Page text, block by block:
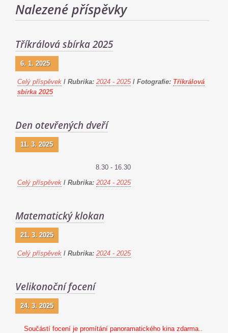
Nalezené příspěvky
Tříkrálová sbírka 2025
6. 1. 2025
Celý příspěvek / Rubrika: 2024 - 2025 / Fotografie: Tříkrálová
sbírka 2025
Den otevřených dveří
11. 3. 2025
8.30 - 16.30
Celý příspěvek / Rubrika: 2024 - 2025
Matematický klokan
21. 3. 2025
Celý příspěvek / Rubrika: 2024 - 2025
Velikonoční focení
24. 3. 2025
Součástí focení je promítání panoramatického kina zdarma..